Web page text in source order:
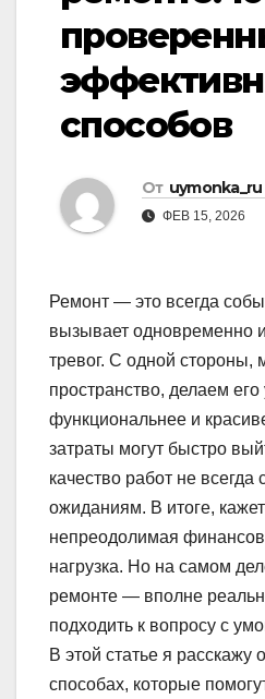
способов
От uymonka_ru
ФЕВ 15, 2026
Ремонт — это всегда
вызывает одновременно
тревог. С одной
пространство, делаем его
функциональнее и
затраты могут быстро
качество работ не всегда
ожиданиям. В итоге,
непреодолимая
нагрузка. Но на самом
ремонте — вполне
подходить к вопросу с
В этой статье я расскажу
способах, которые